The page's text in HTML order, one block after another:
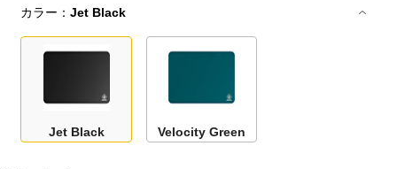
カラー：Jet Black
Jet Black Velocity Green